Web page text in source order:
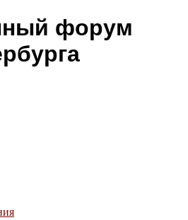
форум